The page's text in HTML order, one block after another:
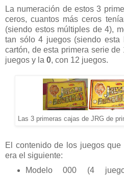
La numeración de estos 3
ceros, cuantos más ceros
(siendo estos múltiples de 4),
tan sólo 4 juegos (siendo esta
cartón, de esta primera serie de
juegos y la 0, con 12 juegos.
Las 3 primeras cajas de JRG de
El contenido de los juegos
era el siguiente:
Modelo 000 (4